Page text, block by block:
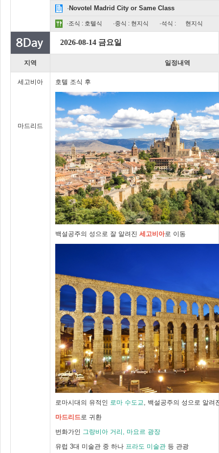
· Novotel Madrid City or Same Class
·조식 : 호텔식 ·중식 : 현지식 ·석식 : 현지식
2026-08-14 금요일
지역 일정내역
세고비아
마드리드
호텔 조식 후
백설공주의 성으로 잘 알려진 세고비아로 이동
로마시대의 유적인 로마 수도교
, 백설공주의 성으로 알려
마드리드 로 귀환
번화가인 그랑비아 거리, 마요르 광장
유럽 3대 미술관 중 하나 프라도 미술관 등 관광